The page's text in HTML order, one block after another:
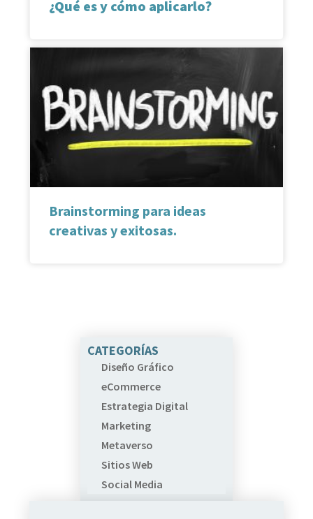
¿Qué es y cómo aplicarlo?
Brainstorming para ideas
creativas y exitosas.
CATEGORÍAS
Diseño Gráfico
eCommerce
Estrategia Digital
Marketing
Metaverso
Sitios Web
Social Media